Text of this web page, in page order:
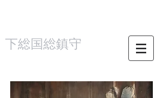
下総国総鎮守